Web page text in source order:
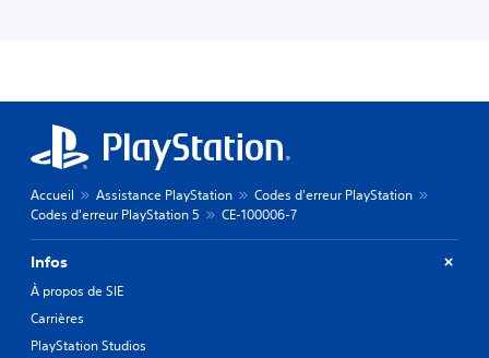
Accueil Assistance PlayStation
Codes d'erreur PlayStation
Codes d'erreur PlayStation 5
CE-100006-7
Infos
À propos de SIE
Carrières
PlayStation Studios